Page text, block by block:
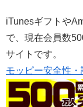
iTunesギフトや
で、現在会員数
サイトです。
モッピー安全性